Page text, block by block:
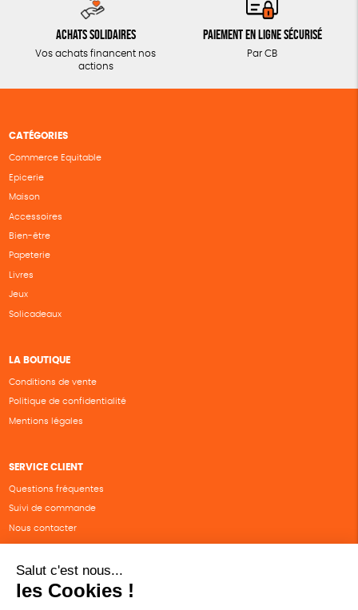
Achats solidaires
Vos achats financent nos
actions
Paiement en ligne sécurisé
Par CB
CATÉGORIES
Commerce Equitable
Epicerie
Maison
Accessoires
Bien-être
Papeterie
Livres
Jeux
Solicadeaux
LA BOUTIQUE
Conditions de vente
Politique de confidentialité
Mentions légales
SERVICE CLIENT
Questions fréquentes
Suivi de commande
Nous contacter
SUIVEZ-NOUS